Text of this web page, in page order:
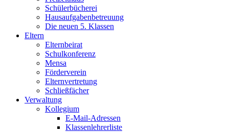
Schülerbücherei
Hausaufgabenbetreuung
Die neuen 5. Klassen
Eltern
Elternbeirat
Schulkonferenz
Mensa
Förderverein
Elternvertretung
Schließfächer
Verwaltung
Kollegium
E-Mail-Adressen
Klassenlehrerliste